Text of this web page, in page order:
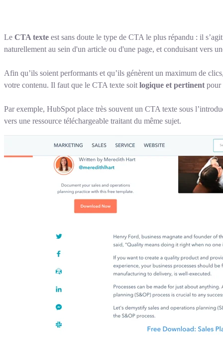
Le CTA texte est sans doute le type de CTA le plus répandu : il
naturellement au sein d'un article ou d'une page, et conduisant vers
Afin qu’ils soient performants et qu’ils génèrent un maximum de
votre contenu. Il faut que le CTA texte soit logique et pertinent pour
Par exemple, HubSpot place très souvent un CTA texte sous
vers une ressource téléchargeable traitant du même sujet.